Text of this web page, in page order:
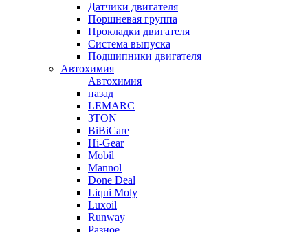
Датчики двигателя
Поршневая группа
Прокладки двигателя
Система выпуска
Подшипники двигателя
Автохимия
Автохимия
назад
LEMARC
3TON
BiBiCare
Hi-Gear
Mobil
Mannol
Done Deal
Liqui Moly
Luxoil
Runway
Разное